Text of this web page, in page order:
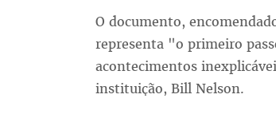
O documento,
representa "o primeiro
acontecimentos
instituição, Bill Nelson.